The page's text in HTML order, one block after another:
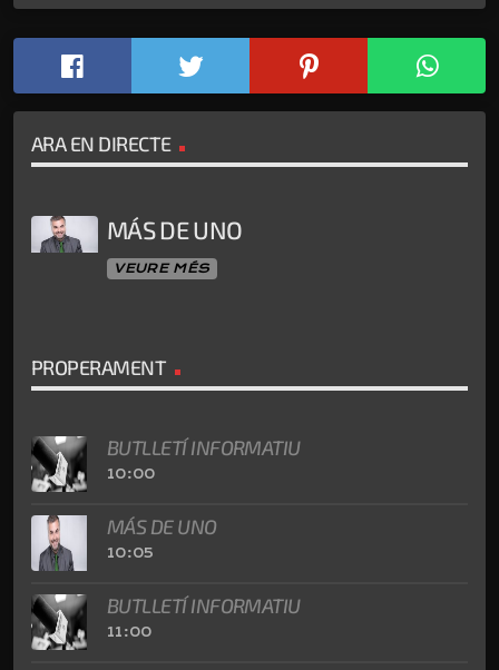
ARA EN DIRECTE
MÁS DE UNO
VEURE MÉS
PROPERAMENT
BUTLLETÍ INFORMATIU
10:00
MÁS DE UNO
10:05
BUTLLETÍ INFORMATIU
11:00